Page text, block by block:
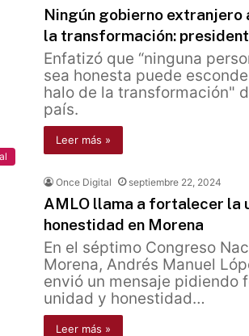
Ningún gobierno extranjero
la transformación:
Enfatizó que “ninguna
sea honesta puede
halo de la transformación"
país.
Leer más »
Once Digital septiembre 22, 2024
AMLO llama a fortalecer la
honestidad en Morena
En el séptimo Congreso
Morena, Andrés Manuel
envió un mensaje pidiendo
unidad y honestidad…
Leer más »